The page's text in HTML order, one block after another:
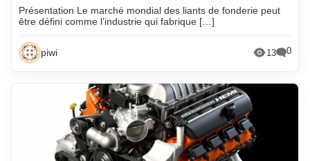
Présentation Le marché mondial des liants de fonderie peut
être défini comme l’industrie qui fabrique […]
piwi 13 0